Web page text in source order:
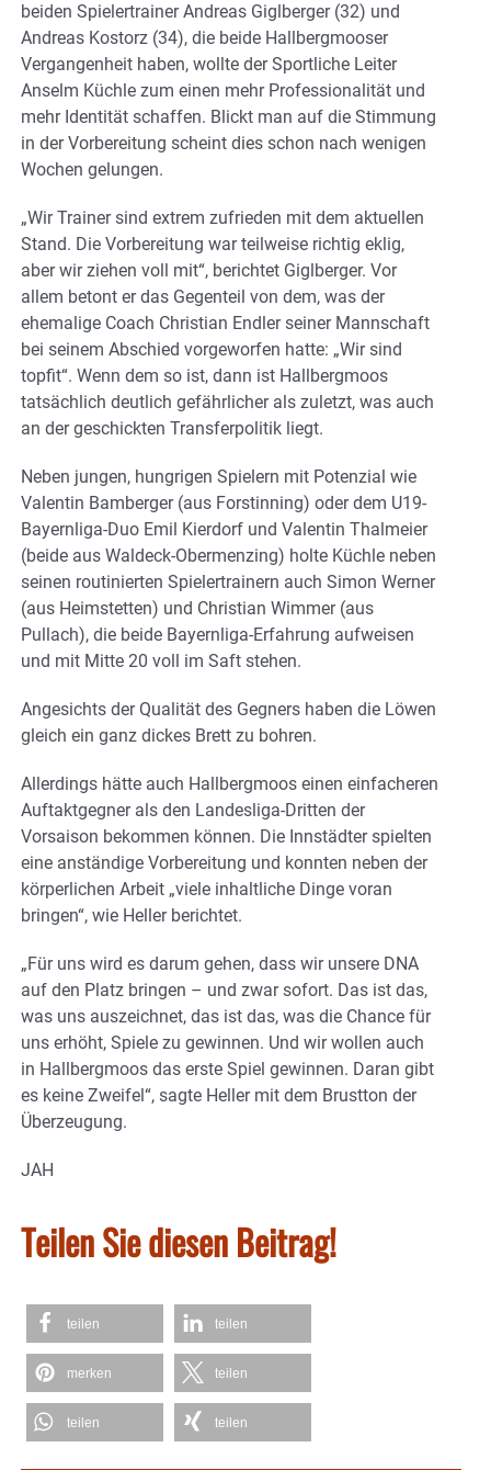
beiden Spielertrainer Andreas Giglberger (32) und
Andreas Kostorz (34), die beide Hallbergmooser
Vergangenheit haben, wollte der Sportliche Leiter
Anselm Küchle zum einen mehr Professionalität und
mehr Identität schaffen. Blickt man auf die Stimmung
in der Vorbereitung scheint dies schon nach wenigen
Wochen gelungen.
„Wir Trainer sind extrem zufrieden mit dem aktuellen
Stand. Die Vorbereitung war teilweise richtig eklig,
aber wir ziehen voll mit“, berichtet Giglberger. Vor
allem betont er das Gegenteil von dem, was der
ehemalige Coach Christian Endler seiner Mannschaft
bei seinem Abschied vorgeworfen hatte: „Wir sind
topfit“. Wenn dem so ist, dann ist Hallbergmoos
tatsächlich deutlich gefährlicher als zuletzt, was auch
an der geschickten Transferpolitik liegt.
Neben jungen, hungrigen Spielern mit Potenzial wie
Valentin Bamberger (aus Forstinning) oder dem U19-
Bayernliga-Duo Emil Kierdorf und Valentin Thalmeier
(beide aus Waldeck-Obermenzing) holte Küchle neben
seinen routinierten Spielertrainern auch Simon Werner
(aus Heimstetten) und Christian Wimmer (aus
Pullach), die beide Bayernliga-Erfahrung aufweisen
und mit Mitte 20 voll im Saft stehen.
Angesichts der Qualität des Gegners haben die Löwen
gleich ein ganz dickes Brett zu bohren.
Allerdings hätte auch Hallbergmoos einen einfacheren
Auftaktgegner als den Landesliga-Dritten der
Vorsaison bekommen können. Die Innstädter spielten
eine anständige Vorbereitung und konnten neben der
körperlichen Arbeit „viele inhaltliche Dinge voran
bringen“, wie Heller berichtet.
„Für uns wird es darum gehen, dass wir unsere DNA
auf den Platz bringen – und zwar sofort. Das ist das,
was uns auszeichnet, das ist das, was die Chance für
uns erhöht, Spiele zu gewinnen. Und wir wollen auch
in Hallbergmoos das erste Spiel gewinnen. Daran gibt
es keine Zweifel“, sagte Heller mit dem Brustton der
Überzeugung.
JAH
Teilen Sie diesen Beitrag!
teilen teilen
merken teilen
teilen teilen